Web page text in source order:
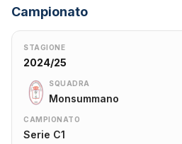
Campionato
STAGIONE
2024/25
SQUADRA
Monsummano
CAMPIONATO
Serie C1